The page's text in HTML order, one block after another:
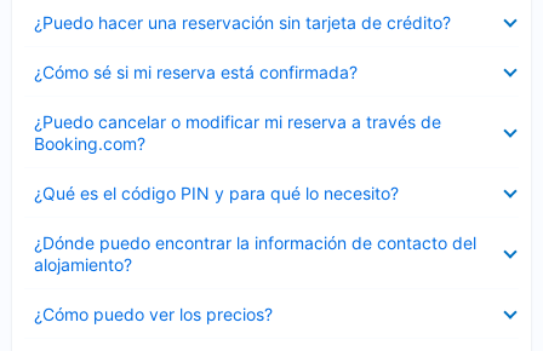
¿Puedo hacer una reservación sin tarjeta de crédito?
cerrado
¿Cómo sé si mi reserva está confirmada?
cerrado
¿Puedo cancelar o modificar mi reserva a través de
Booking.com?
cerrado
¿Qué es el código PIN y para qué lo necesito?
cerrado
¿Dónde puedo encontrar la información de contacto del
alojamiento?
cerrado
¿Cómo puedo ver los precios?
cerrado